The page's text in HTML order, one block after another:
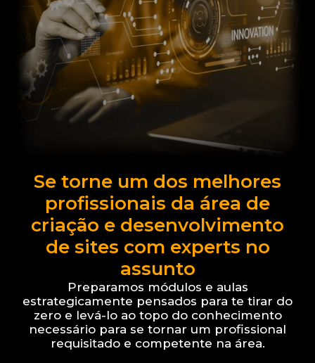
Se torne um dos melhores
profissionais da área de
criação e desenvolvimento
de sites com experts no
assunto
Preparamos módulos e aulas
estrategicamente pensados para te tirar do
zero e levá-lo ao topo do conhecimento
necessário para se tornar um profissional
requisitado e competente na área.